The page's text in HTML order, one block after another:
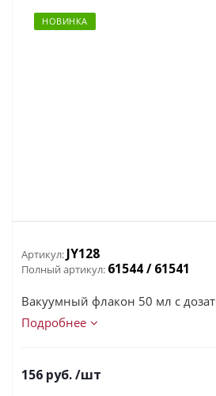
НОВИНКА
Артикул: JY128
Полный артикул: 61544 / 61541
Вакуумный флакон 50 мл с
Подробнее
156 руб./шт